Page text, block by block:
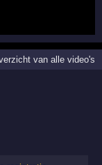
van alle video's